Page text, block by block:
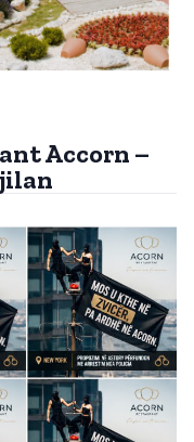
Accorn –